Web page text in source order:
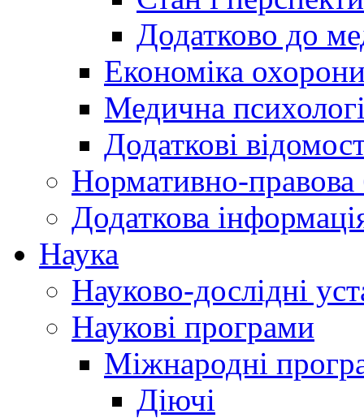
Додатково до
Економіка
Медична
Додаткові
Нормативно-правова
Додаткова
Наука
Науково-дослідні
Наукові програми
Міжнародні
Діючі